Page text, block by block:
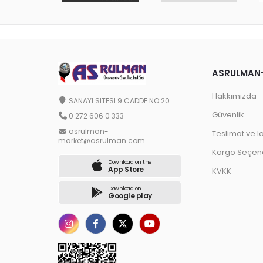
SANAYİ SİTESİ 9.CADDE NO:20
0 272 606 0 333
asrulman-
market@asrulman.com
Download on the
App Store
Download on
Google play
Hakkımızda
Güvenlik
Teslimat ve
Kargo
KVKK